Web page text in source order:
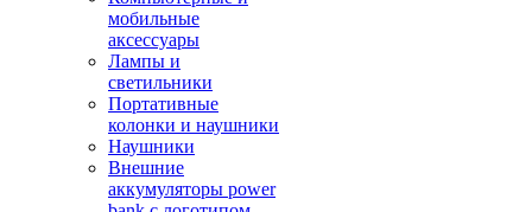
мобильные
аксессуары
Лампы и
светильники
Портативные
колонки и наушники
Наушники
Внешние
аккумуляторы power